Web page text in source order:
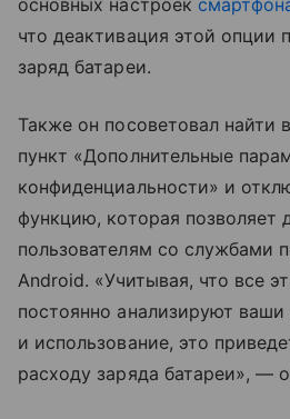
основных настроек
что деактивация этой опции
заряд батареи.
Также он посоветовал найти
пункт «Дополнительные
конфиденциальности» и
функцию, которая позволяет
пользователям со службами
Android. «Учитывая, что все
постоянно анализируют
и использование, это
расходу заряда батареи», —